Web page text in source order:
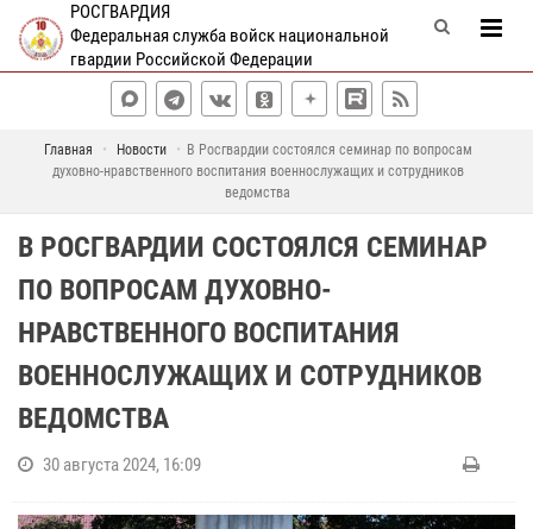
РОСГВАРДИЯ
Федеральная служба войск национальной
гвардии Российской Федерации
Главная Новости
В Росгвардии состоялся семинар по вопросам
духовно-нравственного воспитания военнослужащих и сотрудников
ведомства
В РОСГВАРДИИ СОСТОЯЛСЯ СЕМИНАР
ПО ВОПРОСАМ ДУХОВНО-
НРАВСТВЕННОГО ВОСПИТАНИЯ
ВОЕННОСЛУЖАЩИХ И СОТРУДНИКОВ
ВЕДОМСТВА
30 августа 2024, 16:09